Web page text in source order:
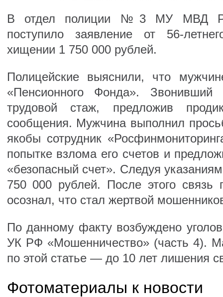
В отдел полиции №3 МУ МВД
поступило заявление от 56-
хищении 1 750 000 рублей.
Полицейские выяснили, что
«Пенсионного Фонда». Звонивший
трудовой стаж, предложив
сообщения. Мужчина выполнил
якобы сотрудник
попытке взлома его счетов и
«безопасный счет». Следуя
750 000 рублей. После этого связь
осознал, что стал жертвой
По данному факту возбуждено
УК РФ «Мошенничество» (часть 4).
по этой статье — до 10 лет лишения
Фотоматериалы к новости